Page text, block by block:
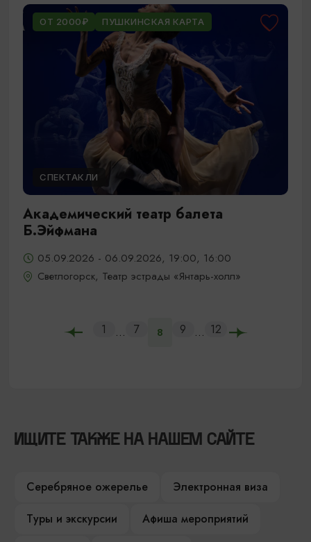
ОТ 2000₽ ПУШКИНСКАЯ КАРТА
СПЕКТАКЛИ
Академический театр балета
Б.Эйфмана
05.09.2026 - 06.09.2026, 19:00, 16:00
Светлогорск, Театр эстрады «Янтарь-холл»
1 ... 7 8 9 ... 12
ИЩИТЕ ТАКЖЕ НА НАШЕМ САЙТЕ
Серебряное ожерелье
Электронная виза
Туры и экскурсии
Афиша мероприятий